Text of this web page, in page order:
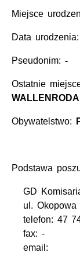
Miejsce
Data urodzenia:
Pseudonim: -
Ostatnie
Obywatelstwo:
Podstawa
GD
ul. Okopowa
telefon: 47
fax: -
email: